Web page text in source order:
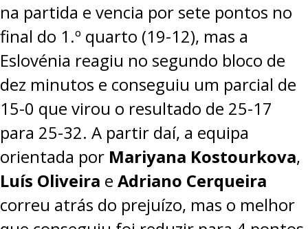
na partida e vencia por sete pontos no
final do 1.º quarto (19-12), mas a
Eslovénia reagiu no segundo bloco de
dez minutos e conseguiu um parcial de
15-0 que virou o resultado de 25-17
para 25-32. A partir daí, a equipa
orientada por Mariyana Kostourkova,
Luís Oliveira e Adriano Cerqueira
correu atrás do prejuízo, mas o melhor